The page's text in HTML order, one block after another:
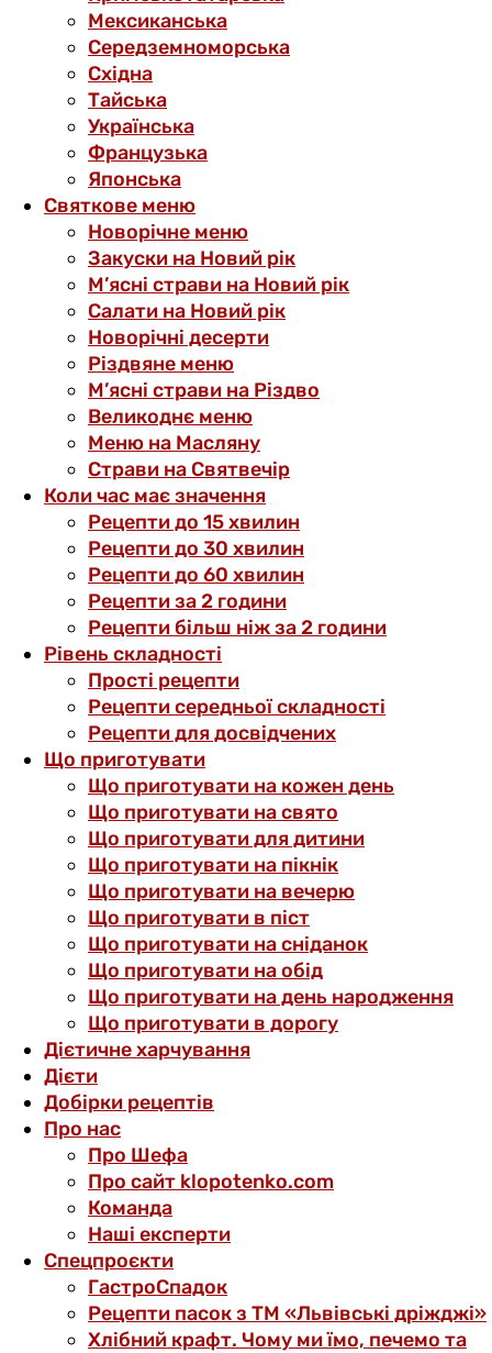
Мексиканська
Середземноморська
Східна
Тайська
Українська
Французька
Японська
Святкове меню
Новорічне меню
Закуски на Новий рік
М’ясні страви на Новий рік
Салати на Новий рік
Новорічні десерти
Різдвяне меню
М’ясні страви на Різдво
Великоднє меню
Меню на Масляну
Страви на Святвечір
Коли час має значення
Рецепти до 15 хвилин
Рецепти до 30 хвилин
Рецепти до 60 хвилин
Рецепти за 2 години
Рецепти більш ніж за 2 години
Рівень складності
Прості рецепти
Рецепти середньої складності
Рецепти для досвідчених
Що приготувати
Що приготувати на кожен день
Що приготувати на свято
Що приготувати для дитини
Що приготувати на пікнік
Що приготувати на вечерю
Що приготувати в піст
Що приготувати на сніданок
Що приготувати на обід
Що приготувати на день народження
Що приготувати в дорогу
Дієтичне харчування
Дієти
Добірки рецептів
Про нас
Про Шефа
Про сайт klopotenko.com
Команда
Наші експерти
Спецпроєкти
ГастроСпадок
Рецепти пасок з ТМ «Львівські дріжджі»
Хлібний крафт. Чому ми їмо, печемо та